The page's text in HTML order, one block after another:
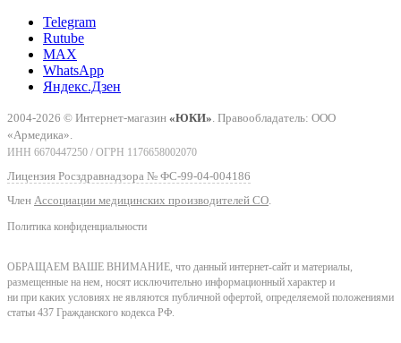
Telegram
Rutube
MAX
WhatsApp
Яндекс.Дзен
2004-2026 © Интернет-магазин «ЮКИ» . Правообладатель: ООО
«Армедика».
ИНН 6670447250 / ОГРН 1176658002070
Лицензия Росздравнадзора № ФС-99-04-004186
Член Ассоциации медицинских производителей СО
Политика конфиденциальности
ОБРАЩАЕМ ВАШЕ ВНИМАНИЕ, что данный интернет-сайт и материалы,
размещенные на нем, носят исключительно информационный характер и
ни при каких условиях не являются публичной офертой, определяемой положениями
статьи 437 Гражданского кодекса РФ.